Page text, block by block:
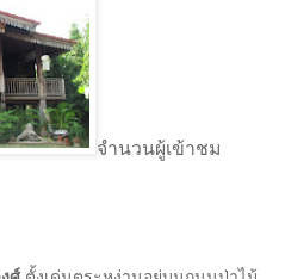
จำนวนผู้เข้าชม